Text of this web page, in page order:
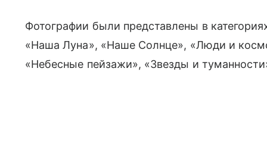
Фотографии были представлены в
«Наша Луна», «Наше Солнце», «Люди и
«Небесные пейзажи», «Звезды и